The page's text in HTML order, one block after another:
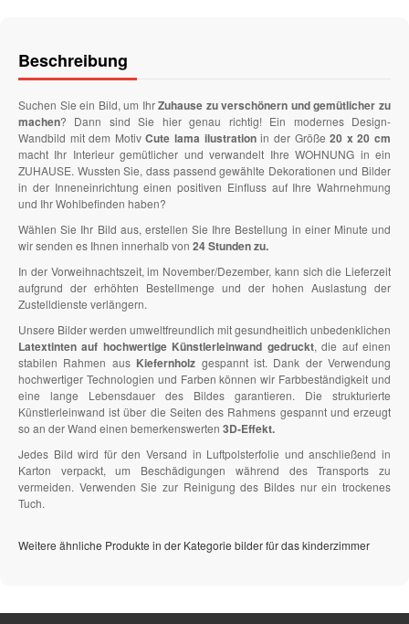
Beschreibung
Suchen Sie ein Bild, um IhrZuhause zu verschönern und gemütlicher zu
machen? Dann sind Sie hier genau richtig! Ein modernes Design-
Wandbild mit dem MotivCute lama ilustrationin der Größe20 x 20 cm
macht Ihr Interieur gemütlicher und verwandelt Ihre WOHNUNG in ein
ZUHAUSE. Wussten Sie, dass passend gewählte Dekorationen und Bilder
in der Inneneinrichtung einen positiven Einfluss auf Ihre Wahrnehmung
und Ihr Wohlbefinden haben?
Wählen Sie Ihr Bild aus, erstellen Sie Ihre Bestellung in einer Minute und
wir senden es Ihnen innerhalb von 24 Stunden zu.
In der Vorweihnachtszeit, im November/Dezember, kann sich die Lieferzeit
aufgrund der erhöhten Bestellmenge und der hohen Auslastung der
Zustelldienste verlängern.
Unsere Bilder werden umweltfreundlich mit gesundheitlich unbedenklichen
Latextinten auf hochwertige Künstlerleinwand gedruckt, die auf einen
stabilen Rahmen aus Kiefernholz gespannt ist. Dank der Verwendung
hochwertiger Technologien und Farben können wir Farbbeständigkeit und
eine lange Lebensdauer des Bildes garantieren. Die strukturierte
Künstlerleinwand ist über die Seiten des Rahmens gespannt und erzeugt
so an der Wand einen bemerkenswerten 3D-Effekt.
Jedes Bild wird für den Versand in Luftpolsterfolie und anschließend in
Karton verpackt, um Beschädigungen während des Transports zu
vermeiden. Verwenden Sie zur Reinigung des Bildes nur ein trockenes
Tuch.
Weitere ähnliche Produkte in der Kategorie bilder für das kinderzimmer